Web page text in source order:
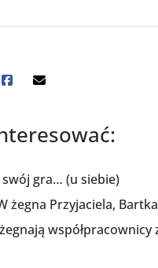
gra… (u siebie)
żegna Przyjaciela,